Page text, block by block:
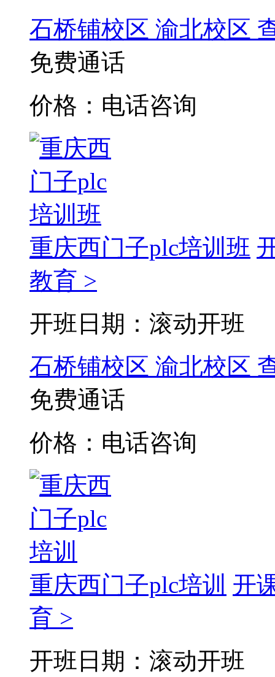
石桥铺校区 渝北校区
免费通话
价格：电话咨询
重庆西门子plc培训班
教育 >
开班日期：滚动开班
石桥铺校区 渝北校区
免费通话
价格：电话咨询
重庆西门子plc培训 开
育 >
开班日期：滚动开班